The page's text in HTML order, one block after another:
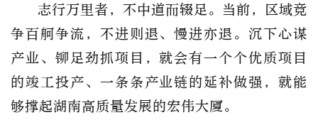
志行万里者，不中道而辍足。当前，区域竞
争百舸争流，不进则退、慢进亦退。沉下心谋
产业、铆足劲抓项目，就会有一个个优质项目
的竣工投产、一条条产业链的延补做强，就能
够撑起湖南高质量发展的宏伟大厦。